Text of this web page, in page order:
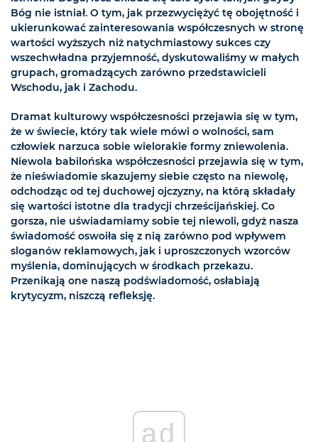
Bóg nie istniał. O tym, jak przezwyciężyć tę obojętność i
ukierunkować zainteresowania współczesnych w stronę
wartości wyższych niż natychmiastowy sukces czy
wszechwładna przyjemność, dyskutowaliśmy w małych
grupach, gromadzących zarówno przedstawicieli
Wschodu, jak i Zachodu.
Dramat kulturowy współczesności przejawia się w tym,
że w świecie, który tak wiele mówi o wolności, sam
człowiek narzuca sobie wielorakie formy zniewolenia.
Niewola babilońska współczesności przejawia się w tym,
że nieświadomie skazujemy siebie często na niewolę,
odchodząc od tej duchowej ojczyzny, na którą składały
się wartości istotne dla tradycji chrześcijańskiej. Co
gorsza, nie uświadamiamy sobie tej niewoli, gdyż nasza
świadomość oswoiła się z nią zarówno pod wpływem
sloganów reklamowych, jak i uproszczonych wzorców
myślenia, dominujących w środkach przekazu.
Przenikają one naszą podświadomość, osłabiają
krytycyzm, niszczą refleksję.
ad